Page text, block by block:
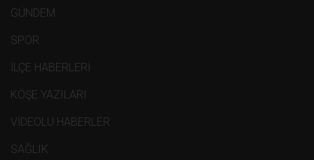
GÜNDEM
SPOR
İLÇE HABERLERİ
KÖŞE YAZILARI
VİDEOLU HABERLER
SAĞLIK